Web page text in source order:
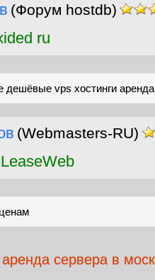
(Форум hostdb)
ru
vps хостинги
(Webmasters-RU)
сервера в